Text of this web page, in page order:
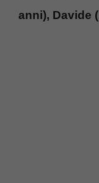
anni), Davide